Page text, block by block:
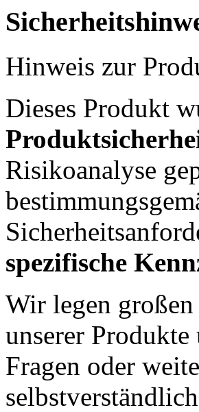
Hinweis zur
Dieses Produkt
Risikoanalyse
spezifische
Wir legen
unserer
Fragen oder